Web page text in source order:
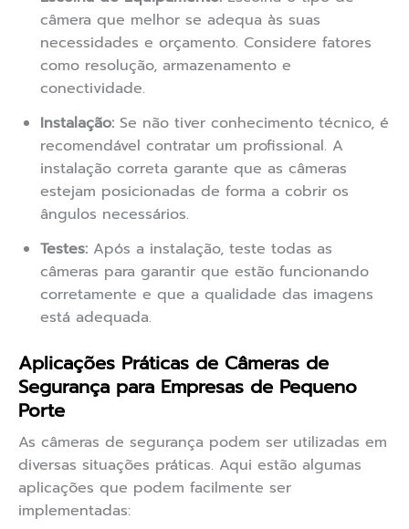
câmera que melhor se adequa às suas
necessidades e orçamento. Considere fatores
como resolução, armazenamento e
conectividade.
Instalação: Se não tiver conhecimento técnico, é
recomendável contratar um profissional. A
instalação correta garante que as câmeras
estejam posicionadas de forma a cobrir os
ângulos necessários.
Testes: Após a instalação, teste todas as
câmeras para garantir que estão funcionando
corretamente e que a qualidade das imagens
está adequada.
Aplicações Práticas de Câmeras de
Segurança para Empresas de Pequeno
Porte
As câmeras de segurança podem ser utilizadas em
diversas situações práticas. Aqui estão algumas
aplicações que podem facilmente ser
implementadas: